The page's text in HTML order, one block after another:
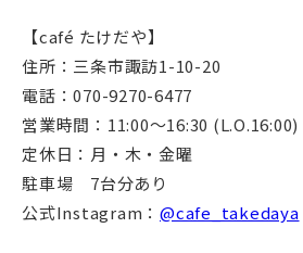
【café たけだや】
住所：三条市諏訪1-10-20⁡
電話：070-9270-6477
営業時間：11:00～16:30 (L.O.16:00) ⁡
定休日：月・木・金曜⁡
駐車場 7台分あり⁡
公式Instagram： @cafe_takedaya